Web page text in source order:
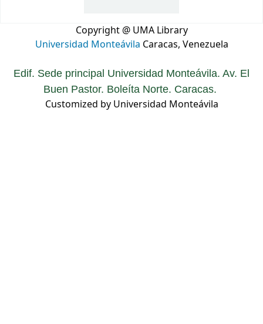
Copyright @ UMA Library
Universidad Monteávila Caracas, Venezuela
Edif. Sede principal Universidad Monteávila. Av. El
Buen Pastor. Boleíta Norte. Caracas.
Customized by Universidad Monteávila